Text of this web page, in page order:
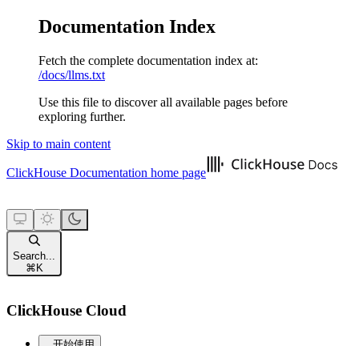
Documentation Index
Fetch the complete documentation index at:
/docs/llms.txt
Use this file to discover all available pages before
exploring further.
Skip to main content
ClickHouse Documentation home page
Search...
⌘ K
ClickHouse Cloud